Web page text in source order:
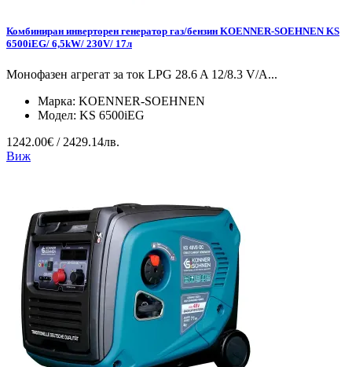
Комбиниран инверторен генератор газ/бензин KOENNER-SOEHNEN KS
6500iEG/ 6,5kW/ 230V/ 17л
Монофазен агрегат за ток LPG 28.6 A 12/8.3 V/А...
Марка: KOENNER-SOEHNEN
Модел: KS 6500iEG
1242.00€ / 2429.14лв.
Виж